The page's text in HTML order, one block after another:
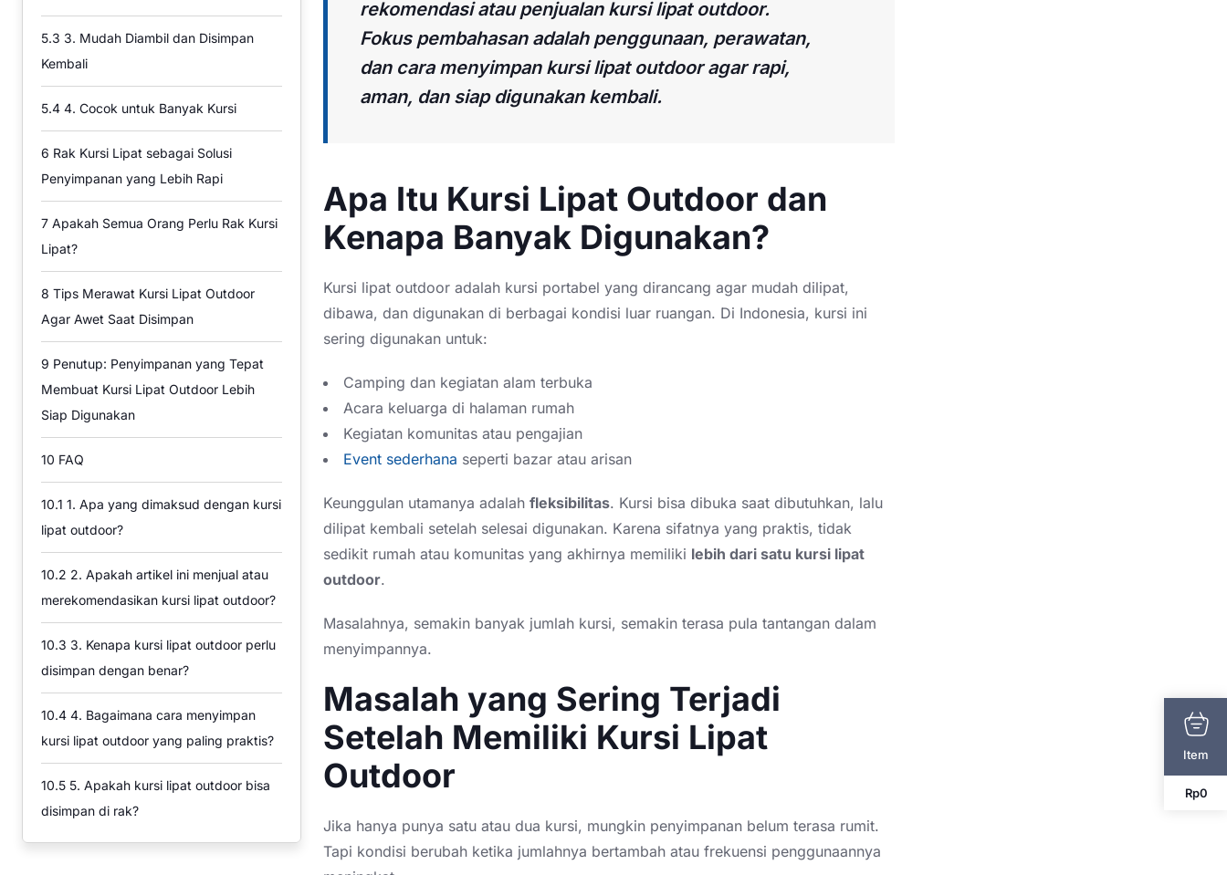
5.3 3. Mudah Diambil dan Disimpan
Kembali
5.4 4. Cocok untuk Banyak Kursi
6 Rak Kursi Lipat sebagai Solusi
Penyimpanan yang Lebih Rapi
7 Apakah Semua Orang Perlu Rak Kursi
Lipat?
8 Tips Merawat Kursi Lipat Outdoor
Agar Awet Saat Disimpan
9 Penutup: Penyimpanan yang Tepat
Membuat Kursi Lipat Outdoor Lebih
Siap Digunakan
10 FAQ
10.1 1. Apa yang dimaksud dengan kursi
lipat outdoor?
10.2 2. Apakah artikel ini menjual atau
merekomendasikan kursi lipat outdoor?
10.3 3. Kenapa kursi lipat outdoor perlu
disimpan dengan benar?
10.4 4. Bagaimana cara menyimpan
kursi lipat outdoor yang paling praktis?
10.5 5. Apakah kursi lipat outdoor bisa
disimpan di rak?
rekomendasi atau penjualan kursi lipat outdoor.
Fokus pembahasan adalah penggunaan, perawatan,
dan cara menyimpan kursi lipat outdoor agar rapi,
aman, dan siap digunakan kembali.
Apa Itu Kursi Lipat Outdoor dan
Kenapa Banyak Digunakan?
Kursi lipat outdoor adalah kursi portabel yang dirancang agar mudah dilipat,
dibawa, dan digunakan di berbagai kondisi luar ruangan. Di Indonesia, kursi ini
sering digunakan untuk:
Camping dan kegiatan alam terbuka
Acara keluarga di halaman rumah
Kegiatan komunitas atau pengajian
Event sederhana seperti bazar atau arisan
Keunggulan utamanya adalah fleksibilitas. Kursi bisa dibuka saat dibutuhkan, lalu
dilipat kembali setelah selesai digunakan. Karena sifatnya yang praktis, tidak
sedikit rumah atau komunitas yang akhirnya memiliki lebih dari satu kursi lipat
outdoor.
Masalahnya, semakin banyak jumlah kursi, semakin terasa pula tantangan dalam
menyimpannya.
Masalah yang Sering Terjadi
Setelah Memiliki Kursi Lipat
Outdoor
Jika hanya punya satu atau dua kursi, mungkin penyimpanan belum terasa rumit.
Tapi kondisi berubah ketika jumlahnya bertambah atau frekuensi penggunaannya
Item
Rp0